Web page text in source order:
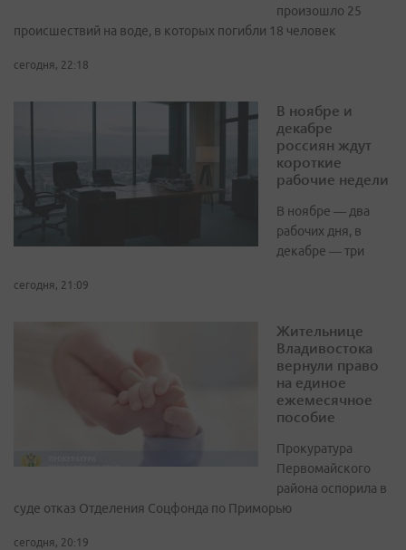
произошло 25
происшествий на воде, в которых погибли 18 человек
сегодня, 22:18
В ноябре и
декабре
россиян ждут
короткие
рабочие недели
В ноябре — два
рабочих дня, в
декабре — три
сегодня, 21:09
Жительнице
Владивостока
вернули право
на единое
ежемесячное
пособие
Прокуратура
Первомайского
района оспорила в
суде отказ Отделения Соцфонда по Приморью
сегодня, 20:19